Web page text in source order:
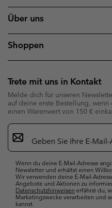
Über uns
Shoppen
Trete mit uns in Kontakt
Melde dich für unseren
auf deine erste Bestellung,
einen Warenwert von 150 €
Newsletter-
Anmeldung
Wenn du deine E-Mail-Adresse
Newsletter und erhältst einen
Wir verwenden deine E-Mail-
Angebote und Aktionen zu
Datenschutzhinweisen erfährst du,
Marketingzwecke verarbeiten und
kannst.